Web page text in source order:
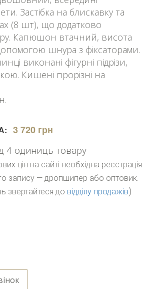
Застібка на блискавку та
(8 шт), що додатково
Капюшон втачний, висота
шнура з фіксаторами.
виконані фігурні підрізи,
Кишені прорізні на
3 720 грн
4 одиниць товару
цін на сайті необхідна реєстрація
запису — дропшипер або оптовик.
звертайтеся до відділу продажів)